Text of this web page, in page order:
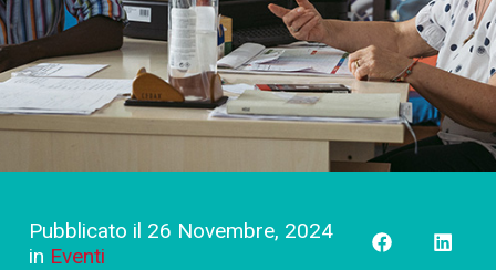
Pubblicato il 26 Novembre, 2024
in Eventi